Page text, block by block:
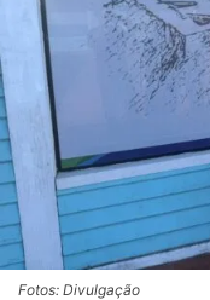
Fotos: Divulgação